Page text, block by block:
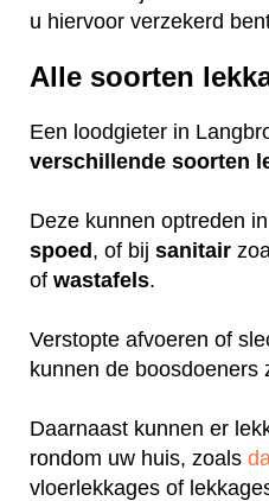
u hiervoor verzekerd
Alle soorten
Een loodgieter in
verschillende soorten
Deze kunnen optreden in
spoed, of bij sanitair
of wastafels.
Verstopte afvoeren of
kunnen de boosdoeners
Daarnaast kunnen er
rondom uw huis, zoals
vloerlekkages of